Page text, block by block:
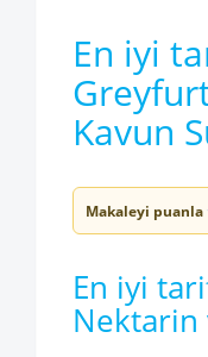
En iyi
Kavun
Makaleyi puanla
En iyi
Nektarin